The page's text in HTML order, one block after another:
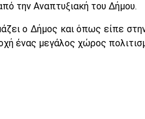
την Αναπτυξιακή του Δήμου.
ο Δήμος και όπως είπε
ένας μεγάλος χώρος